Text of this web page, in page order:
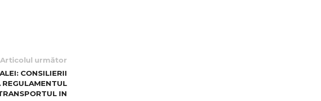
Articolul următor
CONSILIERII
REGULAMENTUL
IN